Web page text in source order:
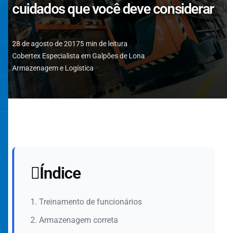
cuidados que você deve considerar
28 de agosto de 20175 min de leitura
Cobertex Especialista em Galpões de Lona
Armazenagem e Logística
Índice
1. Treinamento de funcionários
2. Armazenagem correta